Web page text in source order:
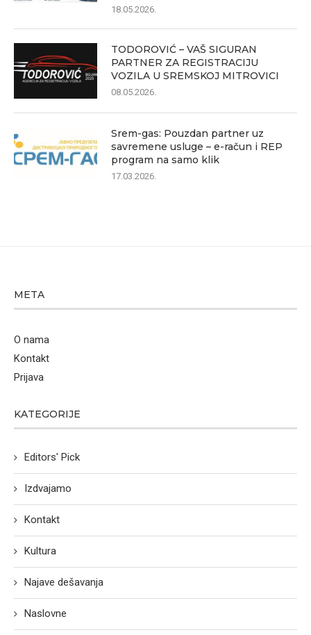
18.05.2026.
TODOROVIĆ – VAŠ SIGURAN
PARTNER ZA REGISTRACIJU
VOZILA U SREMSKOJ MITROVICI
08.05.2026.
Srem-gas: Pouzdan partner uz
savremene usluge – e-račun i REP
program na samo klik
17.03.2026.
META
O nama
Kontakt
Prijava
KATEGORIJE
Editors' Pick
Izdvajamo
Kontakt
Kultura
Najave dešavanja
Naslovne